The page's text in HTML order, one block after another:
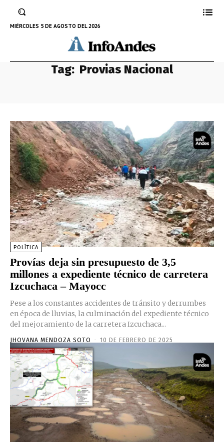
MIÉRCOLES 5 DE AGOSTO DEL 2026
Tag: Provias Nacional
POLÍTICA
Provías deja sin presupuesto de 3,5
millones a expediente técnico de carretera
Izcuchaca – Mayocc
Pese a los constantes accidentes de tránsito y derrumbes
en época de lluvias, la culminación del expediente técnico
del mejoramiento de la carretera Izcuchaca...
JHOVANA MENDOZA SOTO - 10 DE FEBRERO DE 2025